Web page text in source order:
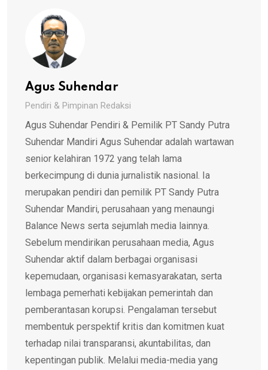
Agus Suhendar
Pendiri & Pimpinan Redaksi
Agus Suhendar Pendiri & Pemilik PT Sandy Putra
Suhendar Mandiri Agus Suhendar adalah wartawan
senior kelahiran 1972 yang telah lama
berkecimpung di dunia jurnalistik nasional. Ia
merupakan pendiri dan pemilik PT Sandy Putra
Suhendar Mandiri, perusahaan yang menaungi
Balance News serta sejumlah media lainnya.
Sebelum mendirikan perusahaan media, Agus
Suhendar aktif dalam berbagai organisasi
kepemudaan, organisasi kemasyarakatan, serta
lembaga pemerhati kebijakan pemerintah dan
pemberantasan korupsi. Pengalaman tersebut
membentuk perspektif kritis dan komitmen kuat
terhadap nilai transparansi, akuntabilitas, dan
kepentingan publik. Melalui media-media yang